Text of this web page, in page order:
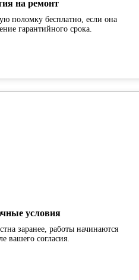
на ремонт
поломку бесплатно, если она
гарантийного срока.
условия
заранее, работы начинаются
вашего согласия.